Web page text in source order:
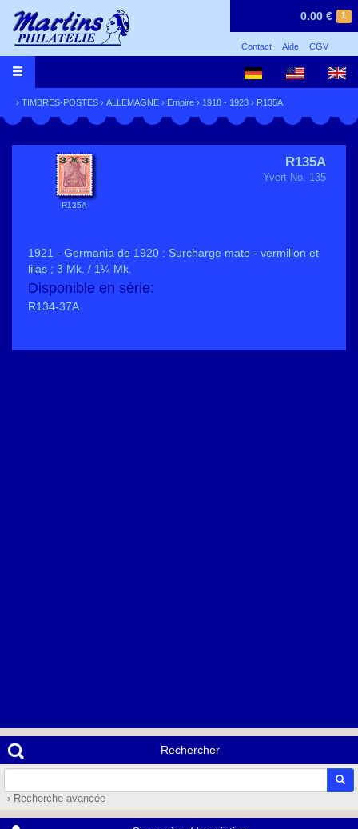
1
0.00 €
Contact Aide CGV
› TIMBRES-POSTES › ALLEMAGNE › Empire › 1918 - 1923 › R135A
R135A
R135A
Yvert No. 135
1921 - Germania de 1920 : Surcharge mate - vermillon et
lilas ; 3 Mk. / 1¼ Mk.
Disponible en série:
R134-37A
Rechercher
› Recherche avancée